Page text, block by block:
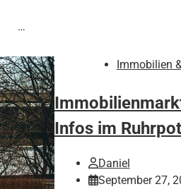
…
Immobilien
Infos im
Daniel
September 27,